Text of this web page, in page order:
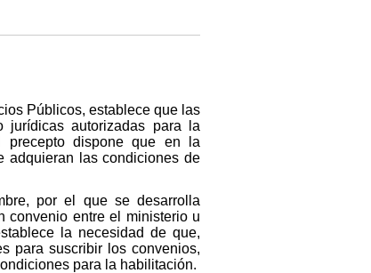
Públicos, establece que las
jurídicas autorizadas para la
precepto dispone que en la
adquieran las condiciones de
por el que se desarrolla
convenio entre el ministerio u
la necesidad de que,
para suscribir los convenios,
para la habilitación.